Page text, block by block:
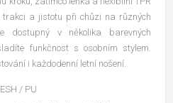
trakci a jistotu při chůzi na různých
dostupný v několika barevných
funkčnost s osobním stylem.
i každodenní letní nošení.
/ PU